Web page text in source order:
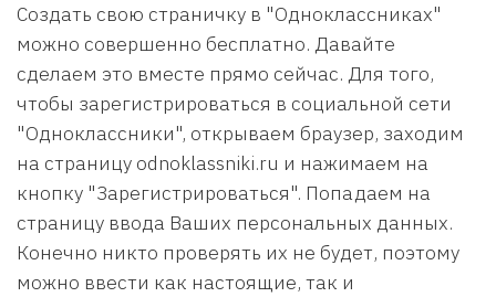
Создать свою страничку в "Одноклассниках"
можно совершенно бесплатно. Давайте
сделаем это вместе прямо сейчас. Для того,
чтобы зарегистрироваться в социальной сети
"Одноклассники", открываем браузер, заходим
на страницу odnoklassniki.ru и нажимаем на
кнопку "Зарегистрироваться". Попадаем на
страницу ввода Ваших персональных данных.
Конечно никто проверять их не будет, поэтому
можно ввести как настоящие, так и